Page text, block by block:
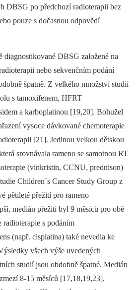
DBSG po předchozí radioterapii bez
pouze s dočasnou odpovědí
DBSG založené na
nebo sekvenčním podání
špatně. Z velkého množství studií
s tamoxifenem, HFRT
a karboplatinou [19,20]. Bohužel
vysoce dávkované chemoterapie
[21]. Jedinou velkou dětskou
srovnávala rameno se samotnou RT
(vinkristin, CCNU, prednison)
Children´s Cancer Study Group z
pětileté přežití pro rameno
medián přežití byl 9 měsíců pro obě
s podáním
(např. cisplatina) také nevedla ke
všech výše uvedených
studií jsou obdobně špatné. Medián
8-15 měsíců [17,18,19,23].